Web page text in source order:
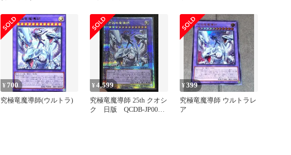
¥ 700
究極竜魔導師(ウルトラ)
¥4,599
究極竜魔導師 25th クオシ
ク 日版 QCDB-JP001
¥399
究極竜魔導師 ウルトラレ
ア